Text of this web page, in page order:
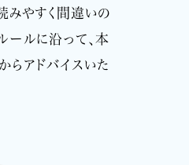
みやすく間違いの
ールに沿って、本
らアドバイスいた